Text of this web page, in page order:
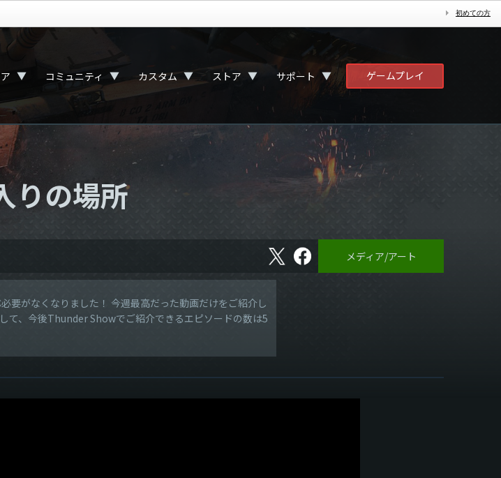
初めての方
▼ コミュニティ ▼ カスタム ▼ ストア ▼ サポート ▼ ゲームプレイ
りの場所
X フ
ェ メディア/アート
がなくなりました！ 今週最高だった動画だけをご紹介し
て、今後Thunder Showでご紹介できるエピソードの数は5